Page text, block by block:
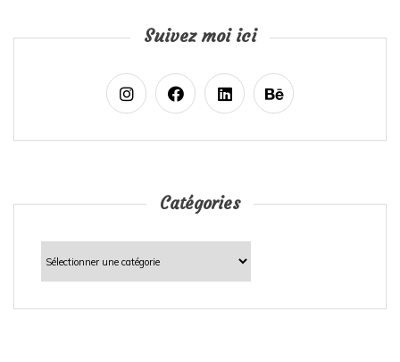
Suivez moi ici
Catégories
Catégories